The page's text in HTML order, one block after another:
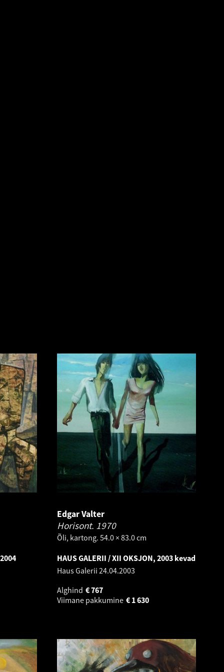
Edgar Valter
Horisont. 1970
Õli, kartong. 54.0 × 83.0 cm
HAUS GALERII / XII OKSJON, 2003 kevad
Haus Galerii 24.04.2003
Alghind
767
€
Viimane pakkumine
1 630
€